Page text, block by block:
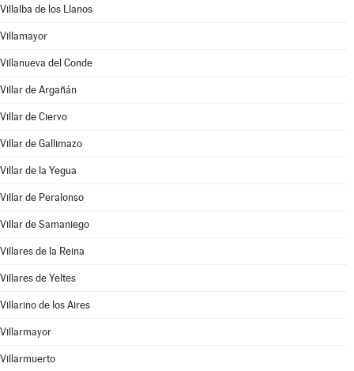
Villalba de los Llanos
Villamayor
Villanueva del Conde
Villar de Argañán
Villar de Ciervo
Villar de Gallimazo
Villar de la Yegua
Villar de Peralonso
Villar de Samaniego
Villares de la Reina
Villares de Yeltes
Villarino de los Aires
Villarmayor
Villarmuerto